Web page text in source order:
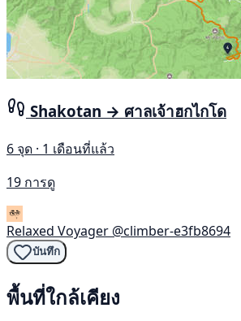
Shakotan → ศาลเจ้าฮกไกโด
6 จุด · 1 เดือนที่แล้ว
19 การดู
Relaxed Voyager @climber-e3fb8694
บันทึก
พื้นที่ใกล้เคียง